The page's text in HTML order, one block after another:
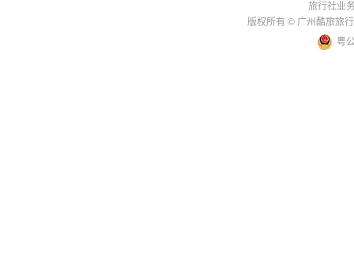
旅行社业
版权所有 © 广州酷旅旅
粤